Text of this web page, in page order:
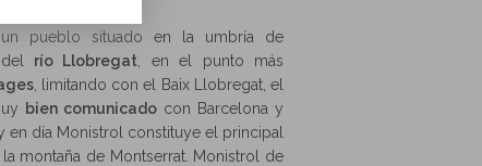
pueblo situado en la umbría de
río Llobregat , en el punto más
, limitando con el Baix Llobregat, el
bien comunicadocon Barcelona y
en día Monistrol constituye el principal
montaña de Montserrat. Monistrol de